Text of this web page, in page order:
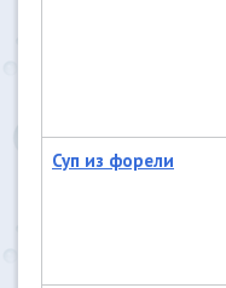
Суп из форели